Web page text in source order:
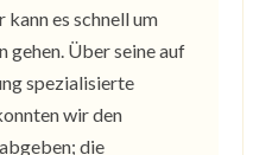
kann es schnell um
gehen. Über seine auf
spezialisierte
wir den
die